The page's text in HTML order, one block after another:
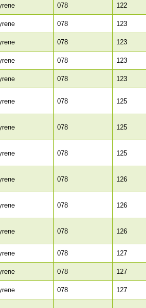
078 122
078 123
078 123
078 123
078 123
078 125
078 125
078 125
078 126
078 126
078 126
078 127
078 127
078 127